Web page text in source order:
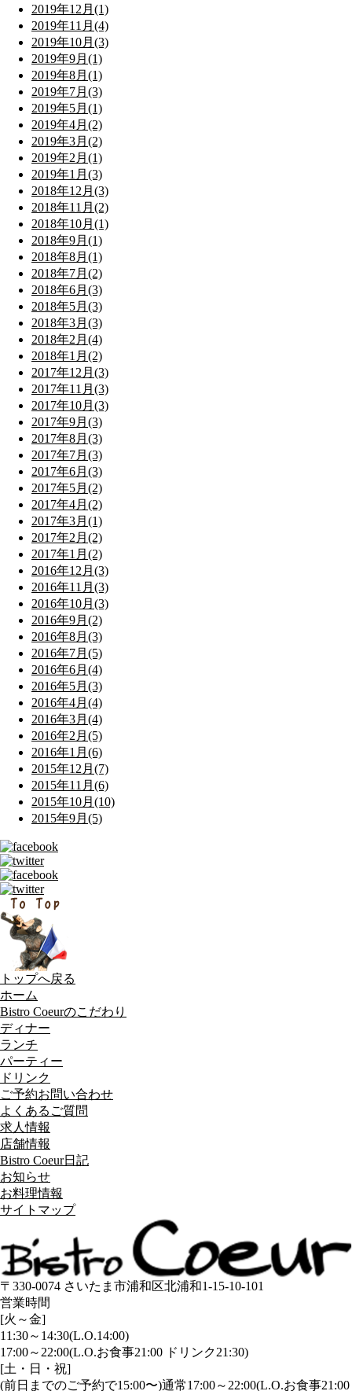
2019年12月(1)
2019年11月(4)
2019年10月(3)
2019年9月(1)
2019年8月(1)
2019年7月(3)
2019年5月(1)
2019年4月(2)
2019年3月(2)
2019年2月(1)
2019年1月(3)
2018年12月(3)
2018年11月(2)
2018年10月(1)
2018年9月(1)
2018年8月(1)
2018年7月(2)
2018年6月(3)
2018年5月(3)
2018年3月(3)
2018年2月(4)
2018年1月(2)
2017年12月(3)
2017年11月(3)
2017年10月(3)
2017年9月(3)
2017年8月(3)
2017年7月(3)
2017年6月(3)
2017年5月(2)
2017年4月(2)
2017年3月(1)
2017年2月(2)
2017年1月(2)
2016年12月(3)
2016年11月(3)
2016年10月(3)
2016年9月(2)
2016年8月(3)
2016年7月(5)
2016年6月(4)
2016年5月(3)
2016年4月(4)
2016年3月(4)
2016年2月(5)
2016年1月(6)
2015年12月(7)
2015年11月(6)
2015年10月(10)
2015年9月(5)
トップへ戻る
ホーム
Bistro Coeurのこだわり
ディナー
ランチ
パーティー
ドリンク
ご予約お問い合わせ
よくあるご質問
求人情報
店舗情報
Bistro Coeur日記
お知らせ
お料理情報
サイトマップ
〒330-0074 さいたま市浦和区北浦和1-15-10-101
営業時間
[火～金]
11:30～14:30(L.O.14:00)
17:00～22:00(L.O.お食事21:00 ドリンク21:30)
[土・日・祝]
(前日までのご予約で15:00〜)通常17:00～22:00(L.O.お食事21:00